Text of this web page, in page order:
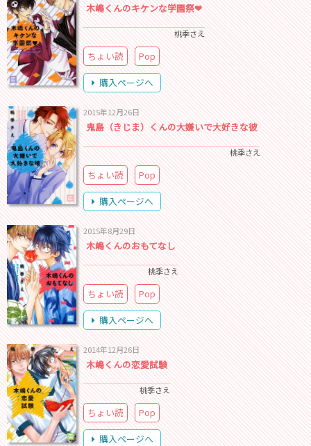
木嶋くんのキケンな学園祭❤
桃季さえ
ちょい読
Pop
購入ページへ
2015年12月26日
鬼島（きじま）くんの大嫌いで大好きな彼
桃季さえ
ちょい読
Pop
購入ページへ
2015年8月29日
木嶋くんのおもてなし
桃季さえ
ちょい読
Pop
購入ページへ
2014年12月26日
木嶋くんの恋愛試験
桃季さえ
ちょい読
Pop
購入ページへ